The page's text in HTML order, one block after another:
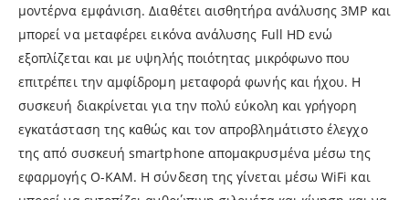
μοντέρνα εμφάνιση. Διαθέτει αισθητήρα ανάλυσης 3MP και
μπορεί να μεταφέρει εικόνα ανάλυσης Full HD ενώ
εξοπλίζεται και με υψηλής ποιότητας μικρόφωνο που
επιτρέπει την αμφίδρομη μεταφορά φωνής και ήχου. Η
συσκευή διακρίνεται για την πολύ εύκολη και γρήγορη
εγκατάσταση της καθώς και τον απροβλημάτιστο έλεγχο
της από συσκευή smartphone απομακρυσμένα μέσω της
εφαρμογής O-KAM. Η σύνδεση της γίνεται μέσω WiFi και